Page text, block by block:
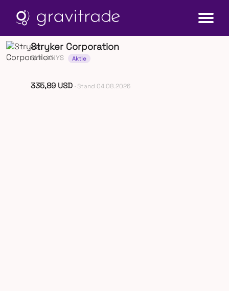
Stryker Corporation
SYK· XNYS Aktie
335,89 USD · Stand 04.08.2026